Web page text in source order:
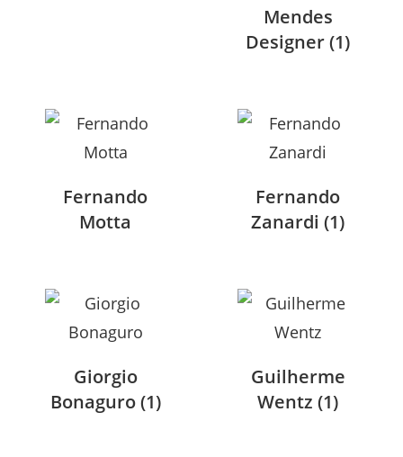
Mendes
Designer(1)
Fernando
Motta
Fernando
Zanardi (1)
Giorgio
Bonaguro(1)
Guilherme
Wentz (1)